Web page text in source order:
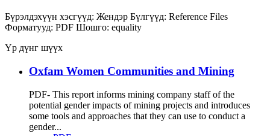
Бүрэлдэхүүн хэсгүүд: Жендэр Бүлгүүд: Reference Files
Форматууд: PDF Шошго: equality
Үр дүнг шүүх
Oxfam Women Communities and Mining
PDF- This report informs mining company staff of the
potential gender impacts of mining projects and introduces
some tools and approaches that they can use to conduct a
gender...